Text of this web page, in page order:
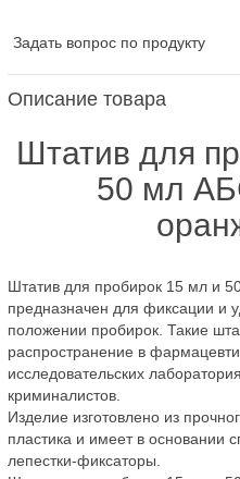
Задать вопрос по продукту
Описание товара
Штатив для
50 мл
Штатив для пробирок 15 мл и
предназначен для фиксации и
положении пробирок. Такие
распространение в
исследовательских
криминалистов.
Изделие изготовлено из
пластика и имеет в основании
лепестки-фиксаторы.